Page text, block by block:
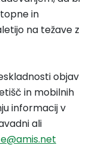
in
na težave z
objav
in mobilnih
informacij v
ali